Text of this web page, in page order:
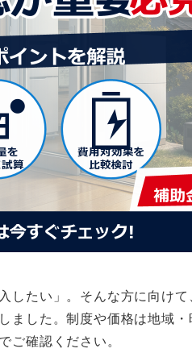
したい」。そんな方に向け
ました。制度や価格は地域
ご確認ください。